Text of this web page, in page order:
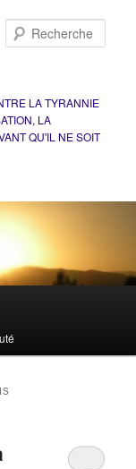
LA TYRANNIE
LA
QU'IL NE SOIT